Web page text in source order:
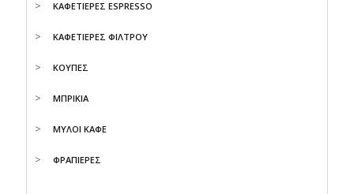
ΚΑΦΕΤΙΕΡΕΣ ESPRESSO
ΚΑΦΕΤΙΕΡΕΣ ΦΙΛΤΡΟΥ
ΚΟΥΠΕΣ
ΜΠΡΙΚΙΑ
ΜΥΛΟΙ ΚΑΦΕ
ΦΡΑΠΙΕΡΕΣ